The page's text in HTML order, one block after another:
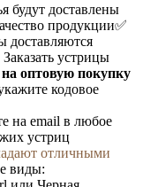
будут доставлены
продукции✅
доставляются
устрицы
на оптовую покупку
кодовое
на email в любое
устриц
отличными
виды: